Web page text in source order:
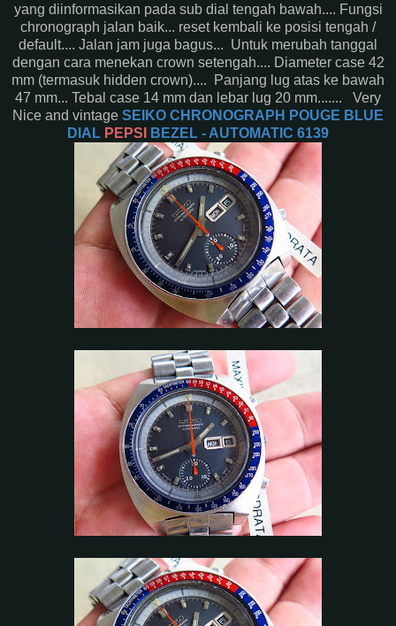
yang diinformasikan pada sub dial tengah bawah.... Fungsi
chronograph jalan baik... reset kembali ke posisi tengah /
default.... Jalan jam juga bagus... Untuk merubah tanggal
dengan cara menekan crown setengah.... Diameter case 42
mm (termasuk hidden crown).... Panjang lug atas ke bawah
47 mm... Tebal case 14 mm dan lebar lug 20 mm....... Very
Nice and vintage SEIKO CHRONOGRAPH POUGE BLUE
DIAL PEPSI BEZEL - AUTOMATIC 6139